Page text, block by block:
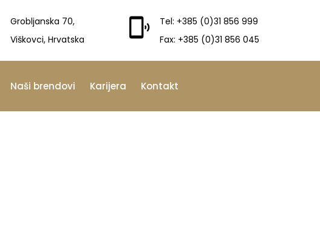
Grobljanska 70,
Viškovci, Hrvatska
Tel: +385 (0)31 856 999
Fax: +385 (0)31 856 045
Naši brendovi Karijera Kontakt